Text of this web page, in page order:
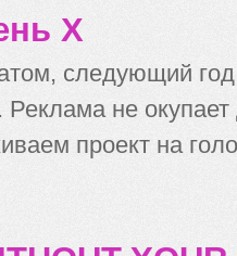
X
следующий
не
проект на